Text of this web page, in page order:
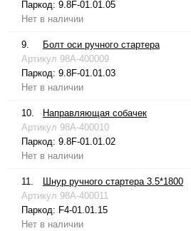
Паркод: 9.8F-01.01.05
Нет в наличии
9.
Болт оси ручного стартера
Артикул 98A-400009
Паркод: 9.8F-01.01.03
Нет в наличии
10.
Направляющая собачек
Артикул 98A-400010
Паркод: 9.8F-01.01.02
Нет в наличии
11.
Шнур ручного стартера 3.5*1800
Артикул 98A-400011
Паркод: F4-01.01.15
Нет в наличии